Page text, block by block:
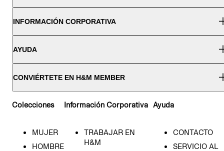
INFORMACIÓN CORPORATIVA
AYUDA
CONVIÉRTETE EN H&M MEMBER
Colecciones
MUJER
HOMBRE
Información Corporativa
TRABAJAR EN
H&M
Ayuda
CONTACTO
SERVICIO AL